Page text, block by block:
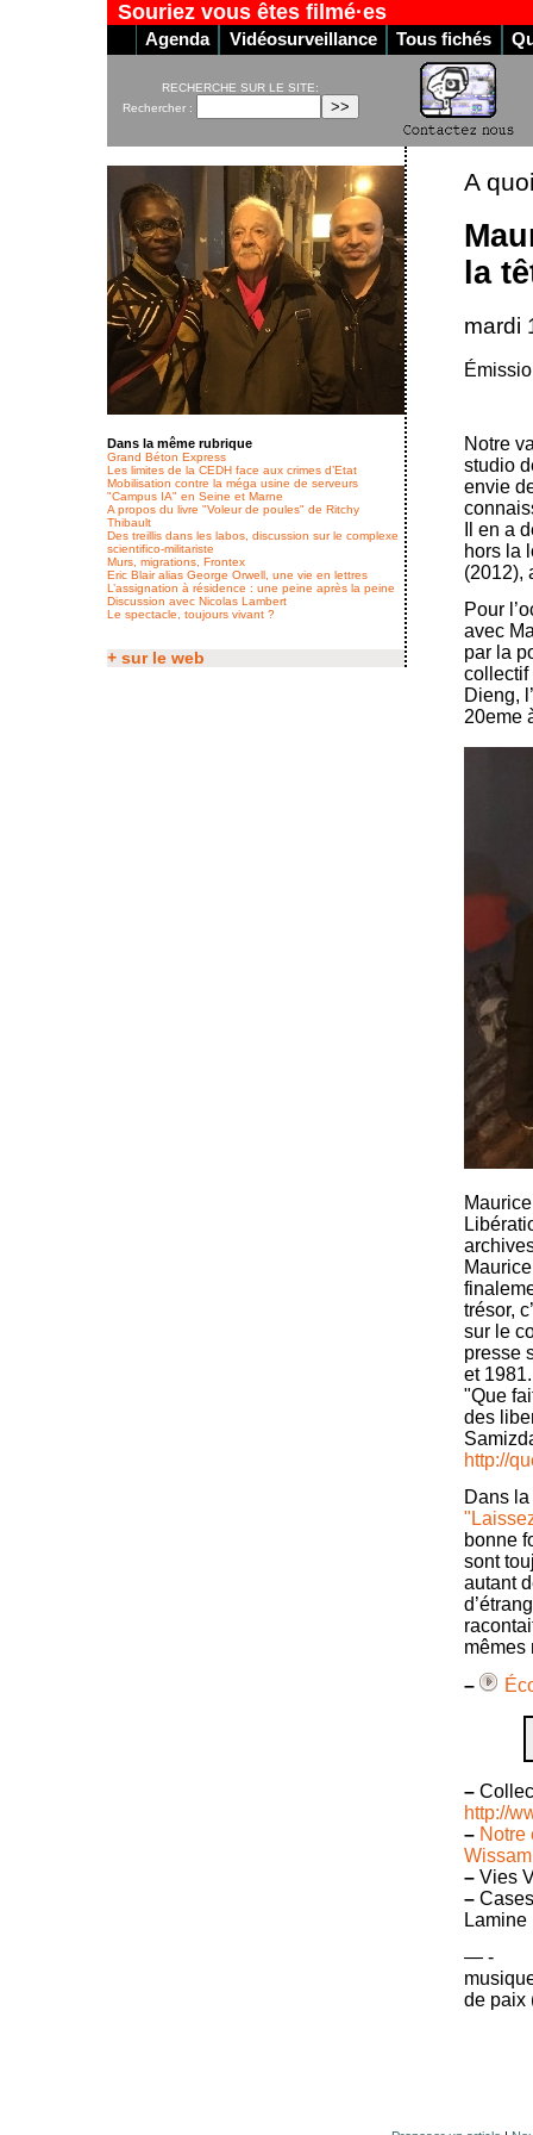
Souriez vous êtes filmé·es
Agenda Vidéosurveillance Tous fichés
RECHERCHE SUR LE SITE:
Rechercher :
A
la
mardi
Notre
studio
envie
Il en a
hors la
(2012),
Pour
avec
par la
collectif
Dieng,
20eme
trésor,
sur le
presse
et
"Que
des
http://
Dans
bonne
sont
autant
mêmes
–
–
http://
– Notre
Wissam
– Vies
–
— -
de paix
Dans la même rubrique
Grand Béton Express
Les limites de la CEDH face aux crimes d’Etat
Mobilisation contre la méga usine de serveurs
"Campus IA" en Seine et Marne
A propos du livre "Voleur de poules" de Ritchy
Thibault
Des treillis dans les labos, discussion sur le complexe
scientifico-militariste
Murs, migrations, Frontex
Eric Blair alias George Orwell, une vie en lettres
L’assignation à résidence : une peine après la peine
Discussion avec Nicolas Lambert
Le spectacle, toujours vivant ?
+ sur le web